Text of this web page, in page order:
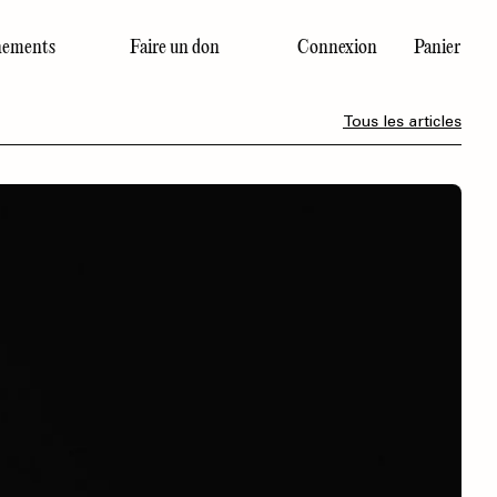
Faire un don Connexion Panier
Tous les articles